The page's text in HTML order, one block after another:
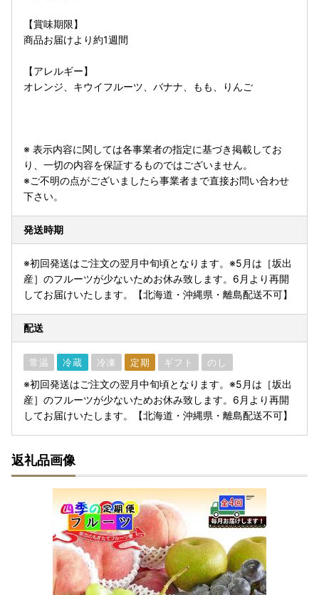
【賞味期限】
商品お届けより約1週間
【アレルギー】
オレンジ、キウイフルーツ、バナナ、もも、りんご
※ 表示内容に関しては各事業者の指定に基づき掲載してお
り、一切の内容を保証するものではございません。
※ご不明の点がございましたら事業者まで直接お問い合わせ
下さい。
発送時期
※初回発送はご注文の翌月中旬頃となります。※5月は［坂出
産］のフルーツが少ないためお休み致します。6月より再開
してお届けいたします。【北海道・沖縄県・離島配送不可】
配送
常温 冷蔵 冷凍 定期 ギフト のし
※初回発送はご注文の翌月中旬頃となります。※5月は［坂出
産］のフルーツが少ないためお休み致します。6月より再開
してお届けいたします。【北海道・沖縄県・離島配送不可】
返礼品画像